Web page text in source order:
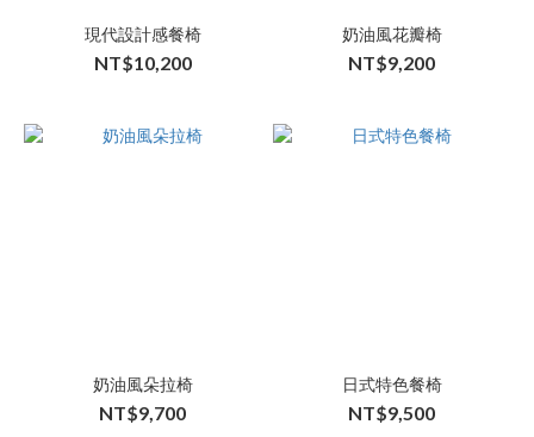
現代設計感餐椅
NT$10,200
奶油風花瓣椅
NT$9,200
奶油風朵拉椅
NT$9,700
日式特色餐椅
NT$9,500